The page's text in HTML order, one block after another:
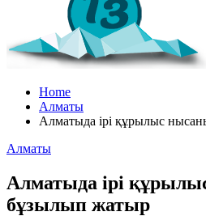
Home
Алматы
Алматыда ірі құрылыс
Алматы
Алматыда ірі
бұзылып жатыр